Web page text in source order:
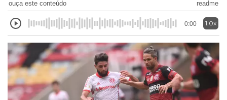
ouça este conteúdo readme
0:00 1.0x